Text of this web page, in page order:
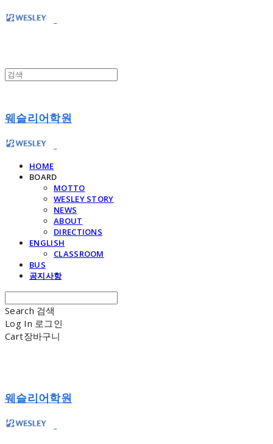
웨슬리어학원
HOME
BOARD
MOTTO
WESLEY STORY
NEWS
ABOUT
DIRECTIONS
ENGLISH
CLASSROOM
BUS
공지사항
Search 검색
Log In 로그인
Cart장바구니
웨슬리어학원